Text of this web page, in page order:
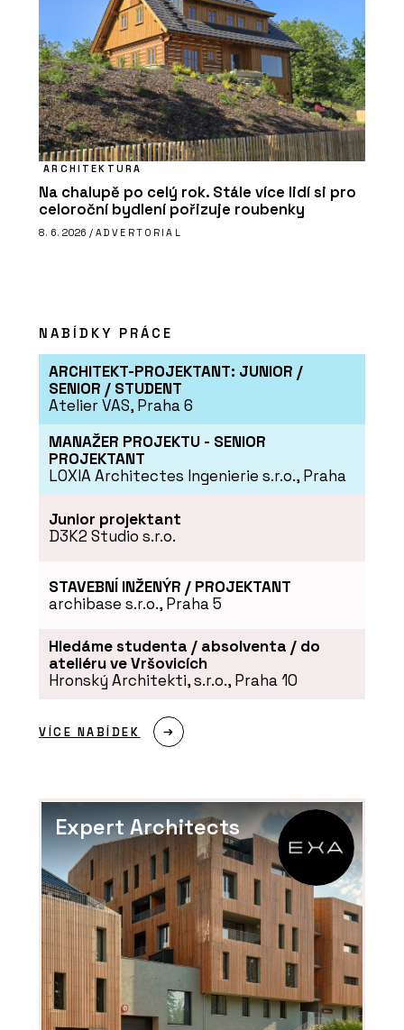
ARCHITEKTURA
Na chalupě po celý rok. Stále více lidí si pro
celoroční bydlení pořizuje roubenky
8. 6. 2026 / ADVERTORIAL
NABÍDKY PRÁCE
ARCHITEKT-PROJEKTANT: JUNIOR /
SENIOR / STUDENT
Atelier VAS, Praha 6
MANAŽER PROJEKTU - SENIOR
PROJEKTANT
LOXIA Architectes Ingenierie s.r.o., Praha
Junior projektant
D3K2 Studio s.r.o.
STAVEBNÍ INŽENÝR / PROJEKTANT
archibase s.r.o., Praha 5
Hledáme studenta / absolventa / do
ateliéru ve Vršovicích
Hronský Architekti, s.r.o., Praha 10
VÍCE NABÍDEK
Expert Architects